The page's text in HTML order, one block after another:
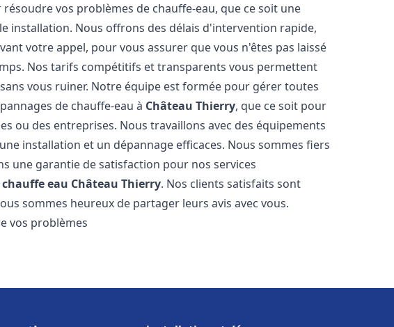
vos problèmes de chauffe-eau, que ce soit une
installation. Nous offrons des délais d'intervention rapide,
votre appel, pour vous assurer que vous n'êtes pas laissé
Nos tarifs compétitifs et transparents vous permettent
vous ruiner. Notre équipe est formée pour gérer toutes
de chauffe-eau à Château Thierry, que ce soit pour
ou des entreprises. Nous travaillons avec des équipements
installation et un dépannage efficaces. Nous sommes fiers
une garantie de satisfaction pour nos services
eau Château Thierry. Nos clients satisfaits sont
sommes heureux de partager leurs avis avec vous.
vos problèmes